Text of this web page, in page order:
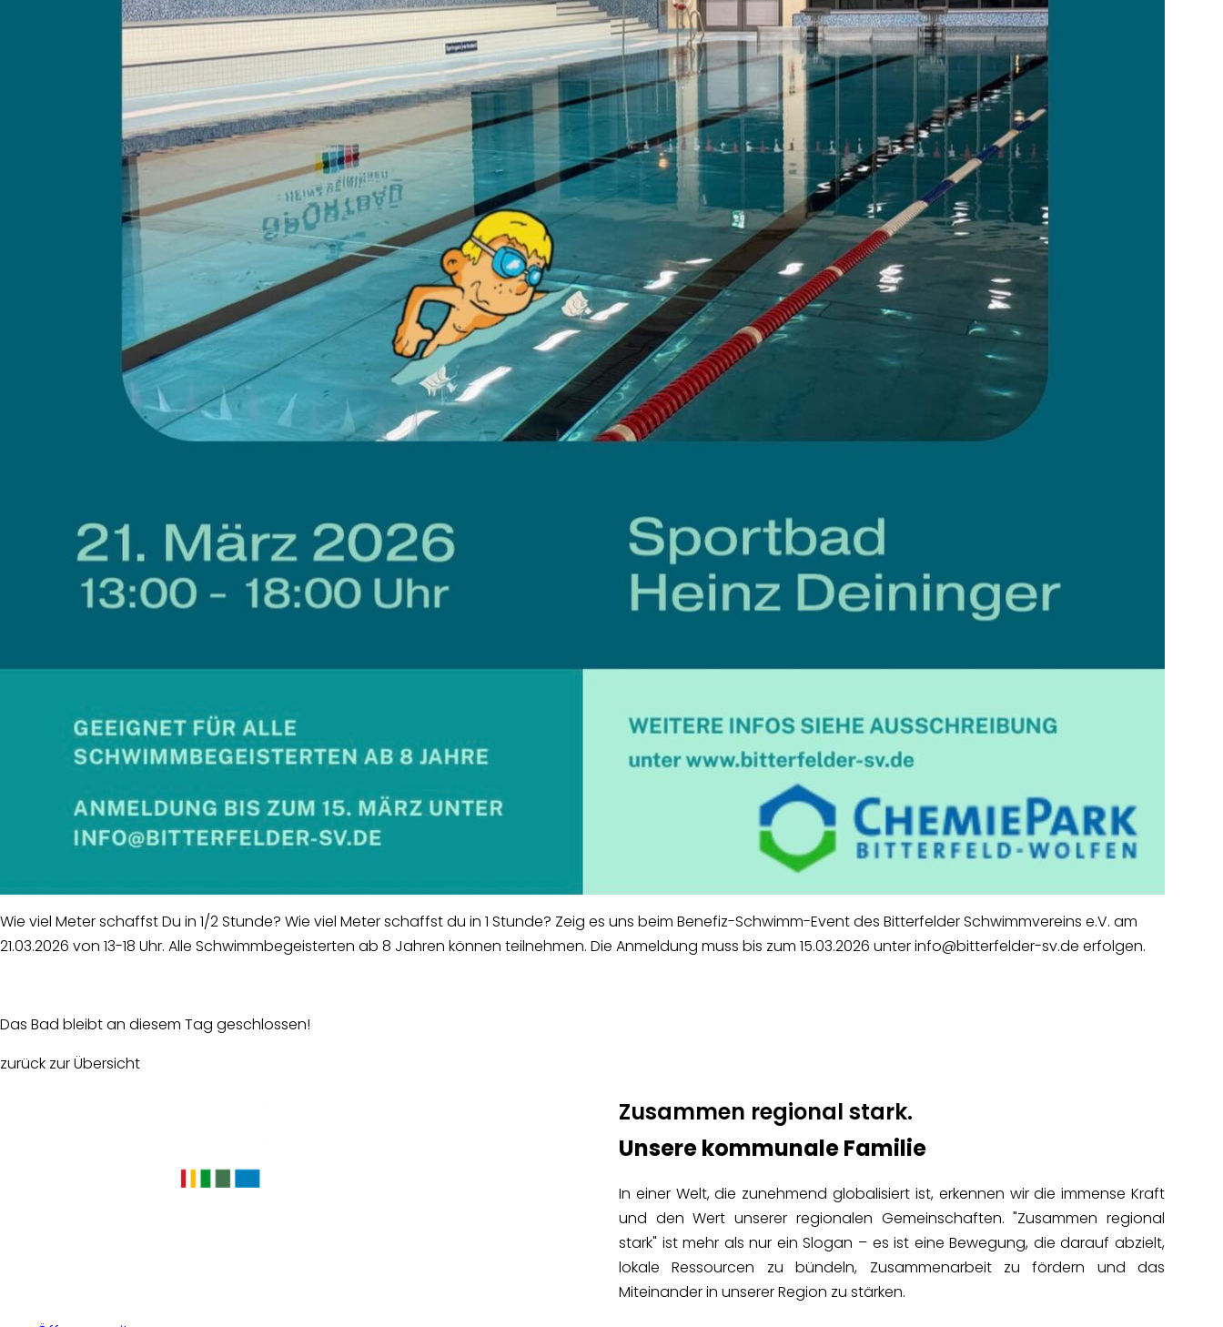
Wie viel Meter schaffst Du in 1/2 Stunde? Wie viel Meter schaffst du in 1 Stunde? Zeig es uns beim Benefiz-Schwimm-Event des Bitterfelder Schwimmvereins e.V. am
21.03.2026 von 13-18 Uhr. Alle Schwimmbegeisterten ab 8 Jahren können teilnehmen. Die Anmeldung muss bis zum 15.03.2026 unter info@bitterfelder-sv.de erfolgen.
Das Bad bleibt an diesem Tag geschlossen!
zurück zur Übersicht
Zusammen regional stark.
Unsere kommunale Familie
In einer Welt, die zunehmend globalisiert ist, erkennen wir die immense Kraft
und den Wert unserer regionalen Gemeinschaften. "Zusammen regional
stark" ist mehr als nur ein Slogan – es ist eine Bewegung, die darauf abzielt,
lokale Ressourcen zu bündeln, Zusammenarbeit zu fördern und das
Miteinander in unserer Region zu stärken.